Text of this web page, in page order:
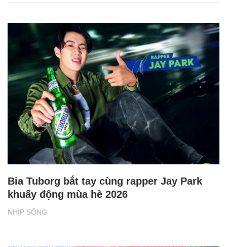
NHỊP SỐNG
Bia Tuborg bắt tay cùng rapper Jay Park
khuấy động mùa hè 2026